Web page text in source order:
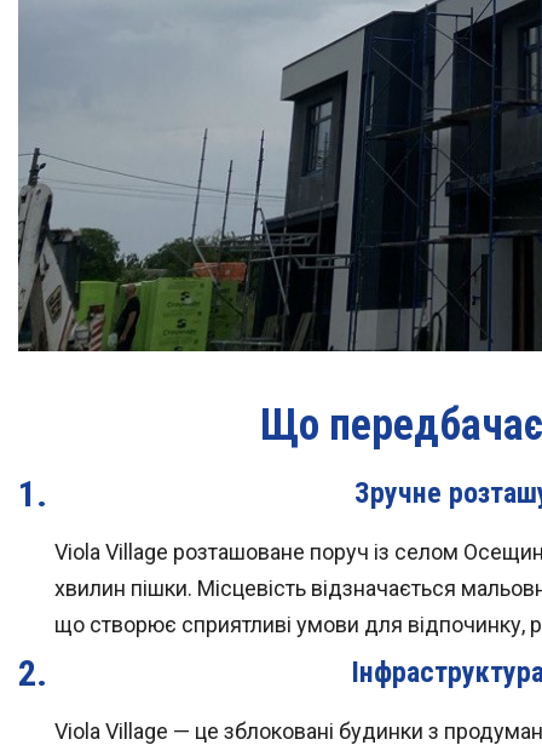
Що
Зручне
Viola Village розташоване поруч із селом
хвилин пішки. Місцевість відзначається
що створює сприятливі умови для відпочинку,
Viola Village — це зблоковані будинки з